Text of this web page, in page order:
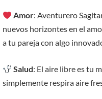
Amor: Aventurero
nuevos horizontes en el
a tu pareja con algo
Salud: El aire libre es tu
simplemente respira aire